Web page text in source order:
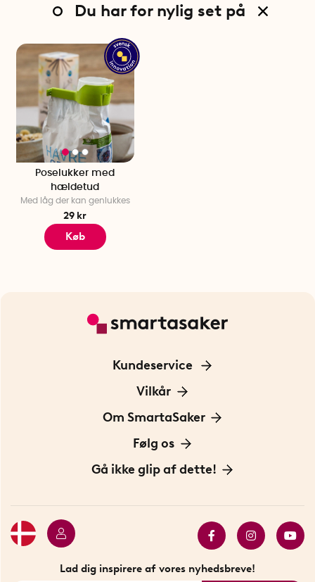
Du har for nylig set på
Poselukker med
hældetud
Med låg der kan genlukkes
29 kr
Køb
Kundeservice
Kontakt os
Vilkår
Information om cookies
Privatlivspolitik
Om SmartaSaker
Om os
Vores historie
Følg os
Opfindere
Gå ikke glip af dette!
Se alle smarte produkter
Lad dig inspirere af vores nyhedsbreve!